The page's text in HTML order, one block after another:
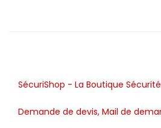
SécuriShop - La Boutique Sécurité
Demande de devis, Mail de